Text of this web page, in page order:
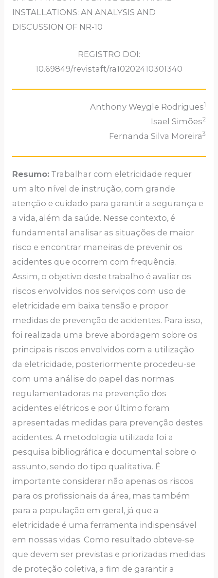
INSTALLATIONS: AN ANALYSIS AND
DISCUSSION OF NR-10
REGISTRO DOI:
10.69849/revistaft/ra10202410301340
Anthony Weygle Rodrigues1
Isael Simões2
Fernanda Silva Moreira3
Resumo: Trabalhar com eletricidade requer
um alto nível de instrução, com grande
atenção e cuidado para garantir a segurança e
a vida, além da saúde. Nesse contexto, é
fundamental analisar as situações de maior
risco e encontrar maneiras de prevenir os
acidentes que ocorrem com frequência.
Assim, o objetivo deste trabalho é avaliar os
riscos envolvidos nos serviços com uso de
eletricidade em baixa tensão e propor
medidas de prevenção de acidentes. Para isso,
foi realizada uma breve abordagem sobre os
principais riscos envolvidos com a utilização
da eletricidade, posteriormente procedeu-se
com uma análise do papel das normas
regulamentadoras na prevenção dos
acidentes elétricos e por último foram
apresentadas medidas para prevenção destes
acidentes. A metodologia utilizada foi a
pesquisa bibliográfica e documental sobre o
assunto, sendo do tipo qualitativa. É
importante considerar não apenas os riscos
para os profissionais da área, mas também
para a população em geral, já que a
eletricidade é uma ferramenta indispensável
em nossas vidas. Como resultado obteve-se
que devem ser previstas e priorizadas medidas
de proteção coletiva, a fim de garantir a